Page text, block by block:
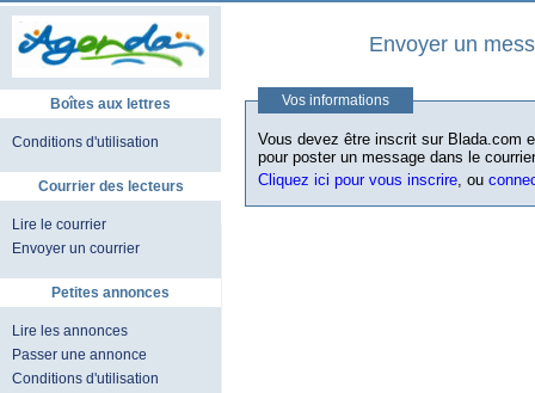
Boîtes aux lettres
Conditions d'utilisation
Courrier des lecteurs
Lire le courrier
Envoyer un courrier
Petites annonces
Lire les annonces
Passer une annonce
Conditions d'utilisation
Envoyer un
Vos informations
Vous devez être inscrit sur Blada.com
pour poster un message dans le
Cliquez ici pour vous inscrire, ou